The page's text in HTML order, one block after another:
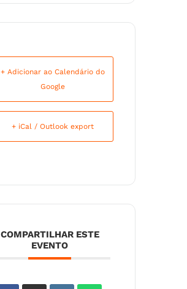
+ Adicionar ao Calendário do
Google
+ iCal / Outlook export
COMPARTILHAR ESTE
EVENTO